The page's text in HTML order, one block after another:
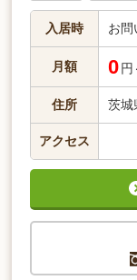
入居時 お問
月額 0 円
住所 茨城
アクセス